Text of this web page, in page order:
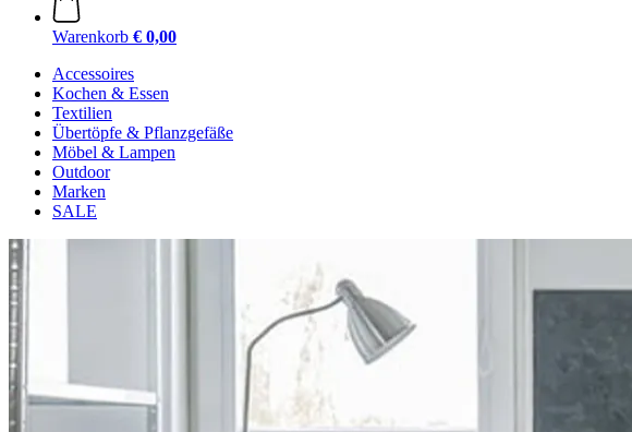
Warenkorb € 0,00
Accessoires
Kochen & Essen
Textilien
Übertöpfe & Pflanzgefäße
Möbel & Lampen
Outdoor
Marken
SALE